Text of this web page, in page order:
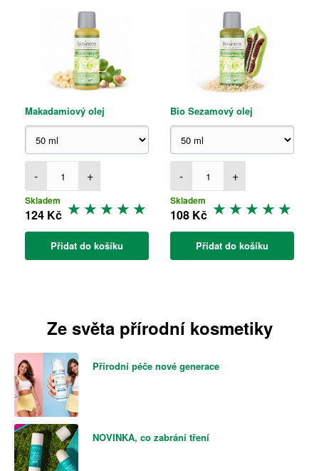
Makadamiový olej
- +
Skladem
124 Kč
Přidat do košíku
Bio Sezamový olej
- +
Skladem
108 Kč
Přidat do košíku
Ze světa přírodní kosmetiky
Přírodní péče nové generace
NOVINKA, co zabrání tření